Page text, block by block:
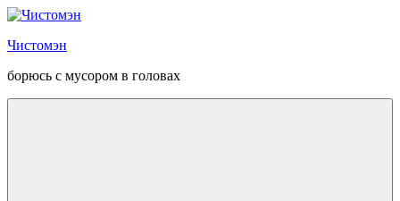
Перейти
содержанию
Чистомэн
борюсь с мусором в головах